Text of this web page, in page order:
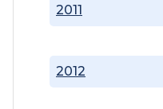
2011
2012